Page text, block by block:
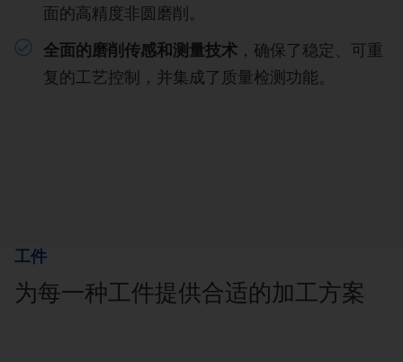
面的高精度非圆磨削。
全面的磨削传感和测量技术 ，确保了稳定、可重
复的工艺控制，并集成了质量检测功能。
工件
为每一种工件提供合适的加工方案